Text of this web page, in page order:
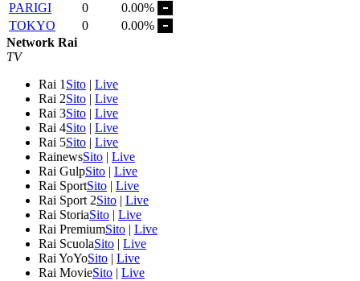
PARIGI
0
0.00%
TOKYO
0
0.00%
Network Rai
TV
Rai 1 Sito | Live
Rai 2Sito | Live
Rai 3Sito | Live
Rai 4Sito | Live
Rai 5Sito | Live
RainewsSito | Live
Rai GulpSito | Live
Rai SportSito | Live
Rai Sport 2Sito | Live
Rai StoriaSito | Live
Rai PremiumSito | Live
Rai ScuolaSito | Live
Rai YoYoSito | Live
Rai MovieSito | Live